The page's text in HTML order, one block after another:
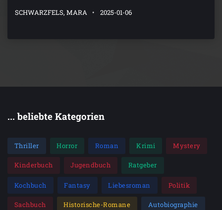
SCHWARZFELS, MARA 2025-01-06
... beliebte Kategorien
Thriller Horror Roman Krimi Mystery
Kinderbuch Jugendbuch Ratgeber
Kochbuch Fantasy Liebesroman Politik
Sachbuch Historische-Romane Autobiographie